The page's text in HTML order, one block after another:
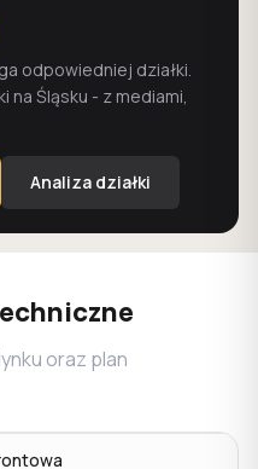
odpowiedniej działki.
na Śląsku - z mediami,
Analiza działki
oraz plan